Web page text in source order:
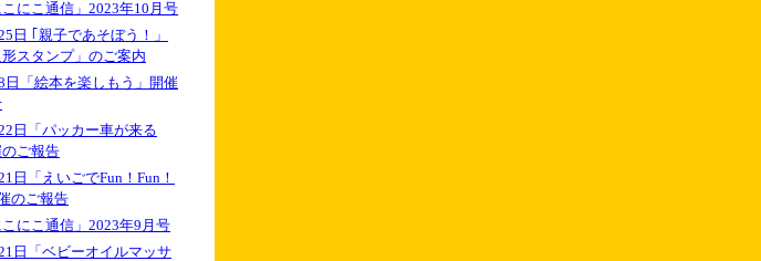
にこ通信」2023年10月号
日 ｢親子であそぼう！」
スタンプ」のご案内
日「絵本を楽しもう」開催
日「パッカー車が来る
ご報告
日「えいごでFun！Fun！
のご報告
にこ通信」2023年9月号
日「ベビーオイルマッサ